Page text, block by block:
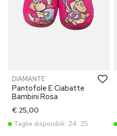
DIAMANTE
Pantofole E Ciabatte
Bambini Rosa
€ 25,00
Taglie disponibili: 24 25